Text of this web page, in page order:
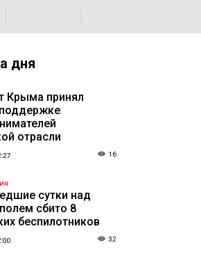
дня
Крыма принял
отрасли
16
сутки над
сбито 8
беспилотников
32